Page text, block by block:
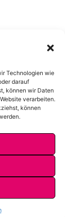
Technologien wie
darauf
können wir Daten
verarbeiten.
können